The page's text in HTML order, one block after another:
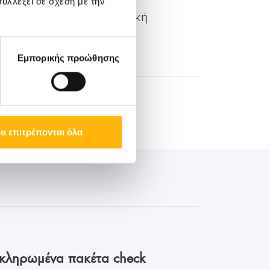
Εμπορικής προώθησης
επιτρέπονται όλα
& CSR, Γενική
πακέτα check